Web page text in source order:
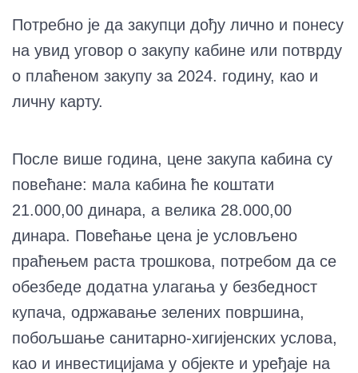
Потребно је да закупци дођу лично и понесу
на увид уговор о закупу кабине или потврду
о плаћеном закупу за 2024. годину, као и
личну карту.
После више година, цене закупа кабина су
повећане: мала кабина ће коштати
21.000,00 динара, а велика 28.000,00
динара. Повећање цена је условљено
праћењем раста трошкова, потребом да се
обезбеде додатна улагања у безбедност
купача, одржавање зелених површина,
побољшање санитарно-хигијенских услова,
као и инвестицијама у објекте и уређаје на